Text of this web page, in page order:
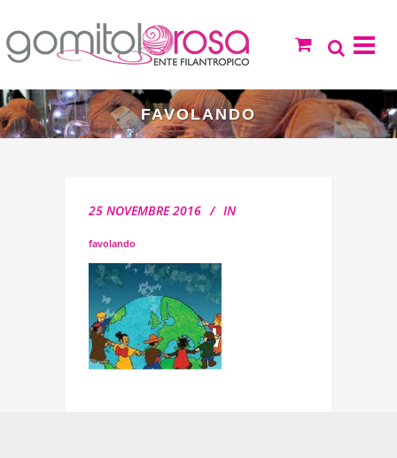
FAVOLANDO
25 NOVEMBRE 2016 IN
favolando